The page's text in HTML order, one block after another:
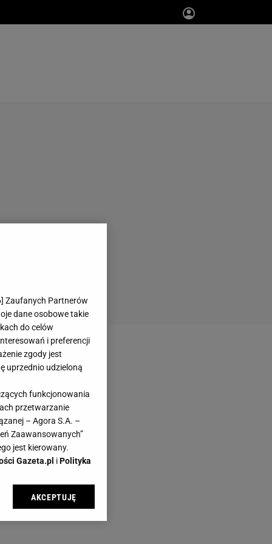
] Zaufanych Partnerów
dane osobowe takie
do celów
i preferencji
zgody jest
uprzednio udzieloną
funkcjonowania
przetwarzanie
– Agora S.A. –
Zaawansowanych”
jest kierowany.
Gazeta.pl iPolityka
sp. z o.o., jej
AKCEPTUJĘ